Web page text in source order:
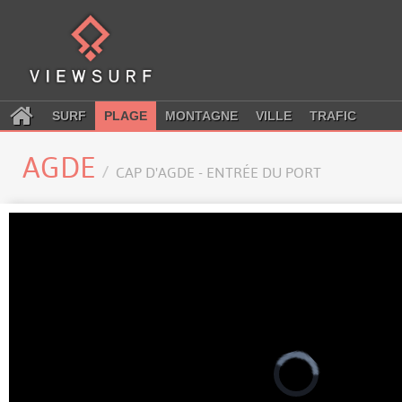
SURF PLAGE MONTAGNE VILLE TRAFIC
AGDE CAP D'AGDE - ENTRÉE DU PORT